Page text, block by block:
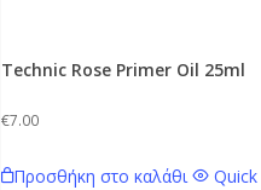
Technic Rose Primer Oil 25ml
€7.00
Προσθήκη στο καλάθι
Quick